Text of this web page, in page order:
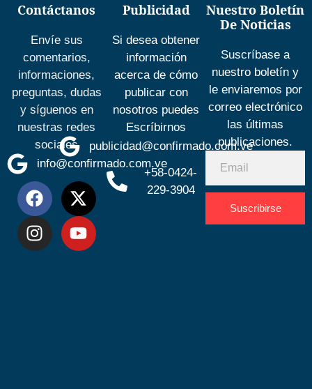
Contáctanos
Envíe sus
comentarios,
informaciones,
preguntas, dudas
y síguenos en
nuestras redes
sociales
info@confirmado.com.ve
Publicidad
Si desea obtener
información
acerca de cómo
publicar con
nosotros puedes
Escríbirnos
publicidad@confirmado.com.ve
+58-0424-
229-3904
Nuestro Boletín
De Noticias
Suscríbase a
nuestro boletín y
le enviaremos por
correo electrónico
las últimas
publicaciones.
Suscribirse